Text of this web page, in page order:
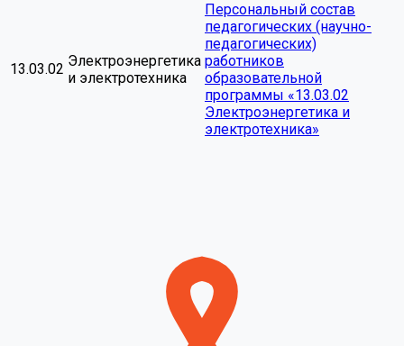
13.03.02 Электроэнергетика
и электротехника
Персональный состав
педагогических (научно-
педагогических)
работников
образовательной
программы «13.03.02
Электроэнергетика и
электротехника»